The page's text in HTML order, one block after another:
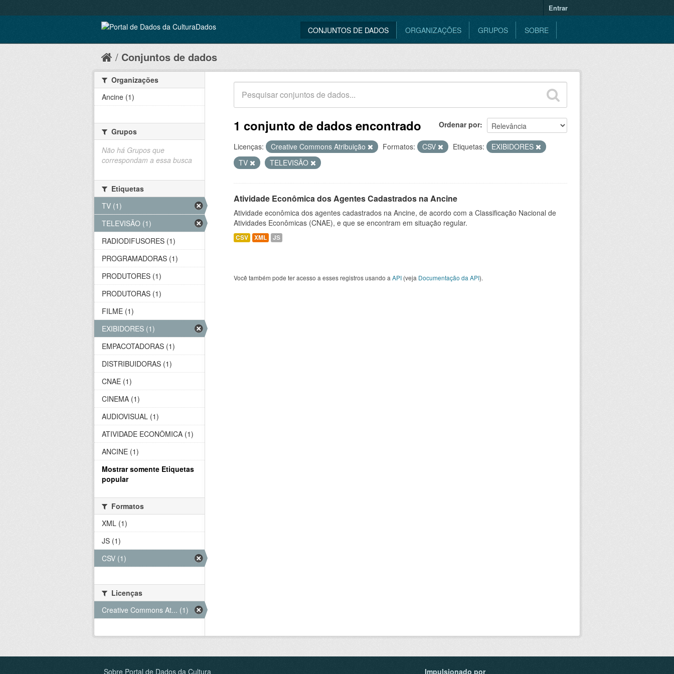
Entrar
CONJUNTOS DE DADOS ORGANIZAÇÕES GRUPOS SOBRE
Conjuntos de dados
Ordenar por
1 conjunto de dados encontrado
Licenças: Creative Commons Atribuição Formatos: CSV Etiquetas:
EXIBIDORES
TV
TELEVISÃO
Atividade Econômica dos Agentes Cadastrados na Ancine
Atividade econômica dos agentes cadastrados na Ancine, de acordo com a Classificação Nacional de
Atividades Econômicas (CNAE), e que se encontram em situação regular.
CSV XML JS
Você também pode ter acesso a esses registros usando a API (veja Documentação da API).
Organizações
Ancine (1)
Grupos
Não há Grupos que
correspondam a essa busca
Etiquetas
TV (1)
TELEVISÃO (1)
RADIODIFUSORES (1)
PROGRAMADORAS (1)
PRODUTORES (1)
PRODUTORAS (1)
FILME (1)
EXIBIDORES (1)
EMPACOTADORAS (1)
DISTRIBUIDORAS (1)
CNAE (1)
CINEMA (1)
AUDIOVISUAL (1)
ATIVIDADE ECONÔMICA (1)
ANCINE (1)
Mostrar somente Etiquetas
popular
Formatos
XML (1)
JS (1)
CSV (1)
Licenças
Creative Commons At... (1)
Sobre Portal de Dados da Cultura Impulsionado por